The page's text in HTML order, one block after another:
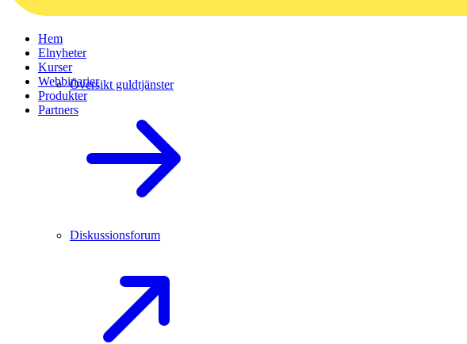
Hem
Elnyheter
Kurser
Webbinarier
Produkter
Partners
Översikt guldtjänster
Diskussionsforum